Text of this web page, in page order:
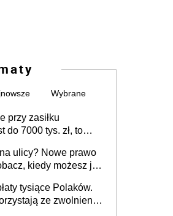
Wybrane
przy zasiłku
do 7000 tys. zł, to
ulicy? Nowe prawo
kiedy możesz je
tysiące Polaków.
ze zwolnienia